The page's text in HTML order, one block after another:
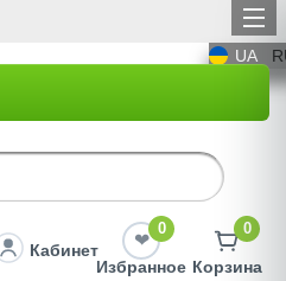
UA
Кабинет
0
Избранное
0
Корзина